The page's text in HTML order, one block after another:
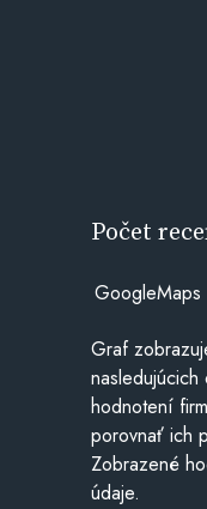
Počet
GoogleMaps
Graf
hodnotení
porovnať ich
Zobrazené
údaje.